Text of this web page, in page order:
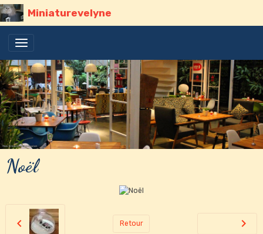
Miniaturevelyne
Noël
Retour